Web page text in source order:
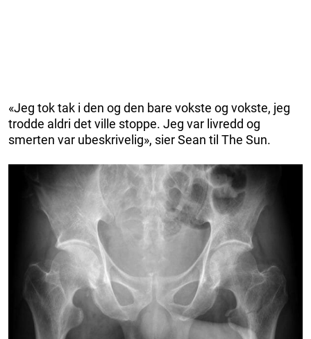
«Jeg tok tak i den og den bare vokste og vokste, jeg
trodde aldri det ville stoppe. Jeg var livredd og
smerten var ubeskrivelig», sier Sean til The Sun.